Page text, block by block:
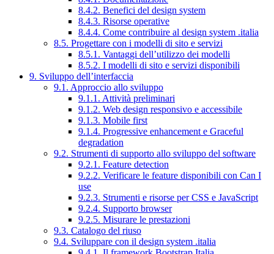
8.4.2. Benefici del design system
8.4.3. Risorse operative
8.4.4. Come contribuire al design system .italia
8.5. Progettare con i modelli di sito e servizi
8.5.1. Vantaggi dell’utilizzo dei modelli
8.5.2. I modelli di sito e servizi disponibili
9. Sviluppo dell’interfaccia
9.1. Approccio allo sviluppo
9.1.1. Attività preliminari
9.1.2. Web design responsivo e accessibile
9.1.3. Mobile first
9.1.4. Progressive enhancement e Graceful
degradation
9.2. Strumenti di supporto allo sviluppo del software
9.2.1. Feature detection
9.2.2. Verificare le feature disponibili con Can I
use
9.2.3. Strumenti e risorse per CSS e JavaScript
9.2.4. Supporto browser
9.2.5. Misurare le prestazioni
9.3. Catalogo del riuso
9.4. Sviluppare con il design system .italia